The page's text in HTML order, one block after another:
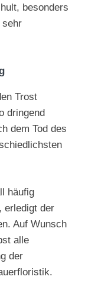
besonders
sehr
Trost
dringend
dem Tod des
häufig
erledigt der
Auf Wunsch
alle
der